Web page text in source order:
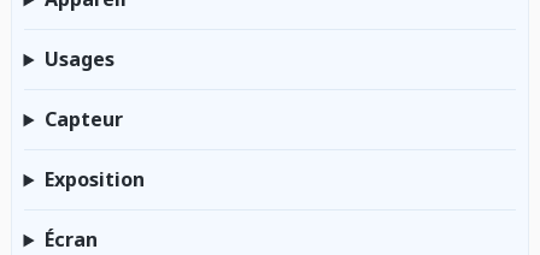
Usages
Capteur
Exposition
Écran